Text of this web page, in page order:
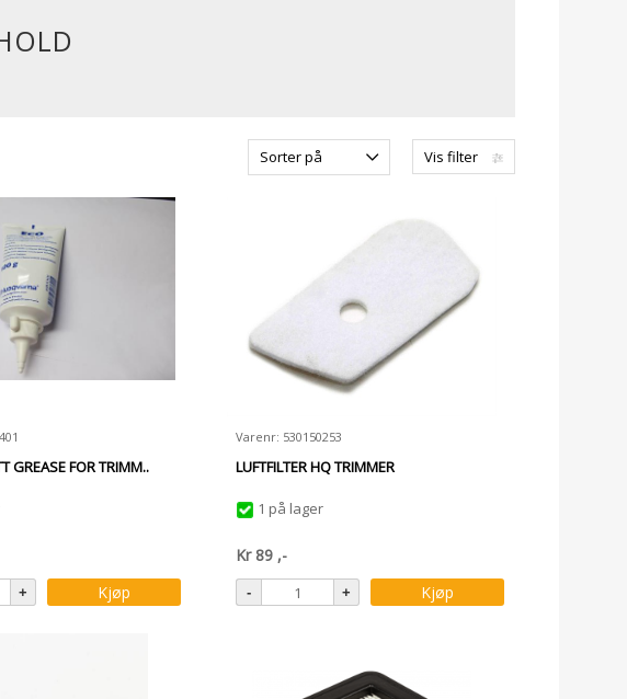
Vis filter
Sorter på
GREASE FOR TRIMM..
Kjøp
Varenr: 530150253
LUFTFILTER HQ TRIMMER
1 på lager
Kr 89 ,-
Kjøp